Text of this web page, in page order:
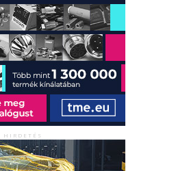
HIRDETÉS